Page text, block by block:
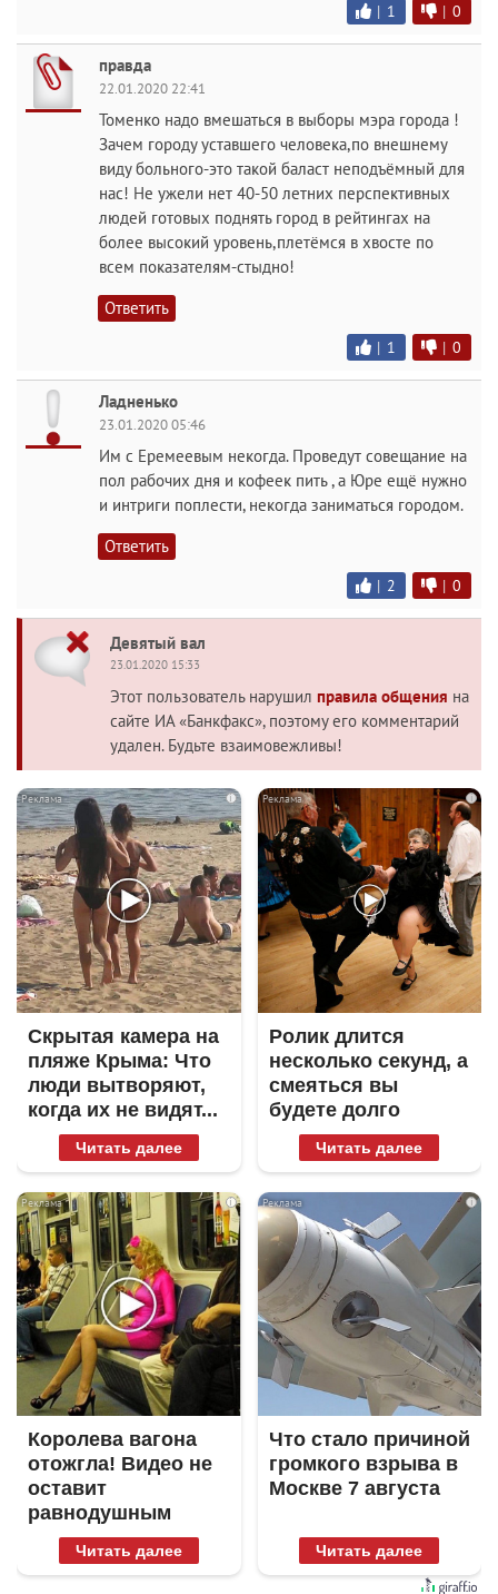
| 1 | 0
правда
22.01.2020 22:41
Томенко надо вмешаться в выборы мэра города !
Зачем городу уставшего человека,по внешнему
виду больного-это такой баласт неподъёмный для
нас! Не ужели нет 40-50 летних перспективных
людей готовых поднять город в рейтингах на
более высокий уровень,плетёмся в хвосте по
всем показателям-стыдно!
Ответить
| 1 | 0
Ладненько
23.01.2020 05:46
Им с Еремеевым некогда. Проведут совещание на
пол рабочих дня и кофеек пить , а Юре ещё нужно
и интриги поплести, некогда заниматься городом.
Ответить
| 2 | 0
Девятый вал
23.01.2020 15:33
Этот пользователь нарушил правила общения на
сайте ИА «Банкфакс», поэтому его комментарий
удален. Будьте взаимовежливы!
i
Скрытая камера на
пляже Крыма: Что
люди вытворяют,
когда их не видят...
Читать далее
i
Ролик длится
несколько секунд, а
смеяться вы
будете долго
Читать далее
i
Королева вагона
отожгла! Видео не
оставит
равнодушным
Читать далее
i
Что стало причиной
громкого взрыва в
Москве 7 августа
Читать далее